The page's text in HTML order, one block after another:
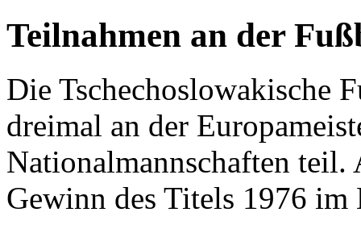
Teilnahmen an der
Die Tschechoslowakische
dreimal an der
Nationalmannschaften
Gewinn des Titels 1976 im